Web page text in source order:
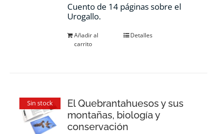
Cuento de 14 páginas sobre el
Urogallo.
Añadir al
carrito
Detalles
Sin stock
El Quebrantahuesos y sus
montañas, biología y
conservación